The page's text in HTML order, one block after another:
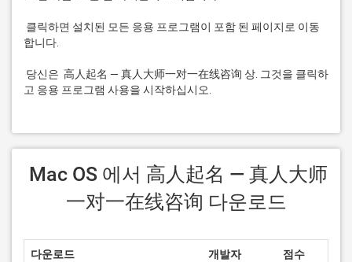
고 응용 프로그램 사용을 시작하십시오.
一对一在线咨询 다운로드
다운로드 개발자 점수